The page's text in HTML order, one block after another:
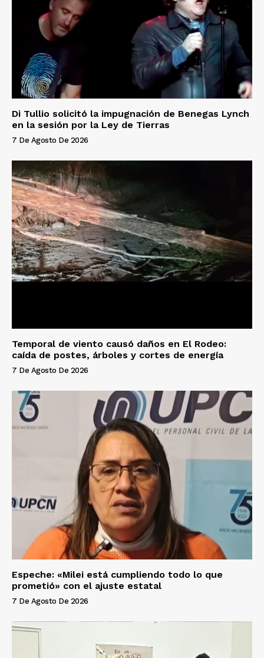
Di Tullio solicitó la impugnación de Benegas Lynch
en la sesión por la Ley de Tierras
7 De Agosto De 2026
Temporal de viento causó daños en El Rodeo:
caída de postes, árboles y cortes de energía
7 De Agosto De 2026
Espeche: «Milei está cumpliendo todo lo que
prometió» con el ajuste estatal
7 De Agosto De 2026